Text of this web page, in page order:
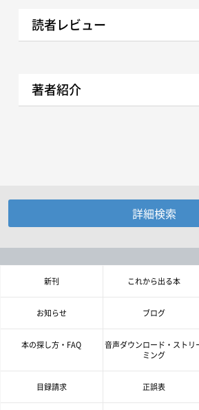
読者レビュー
著者紹介
詳細検索
情報を入力、選択後検索ボタンを押
言 語
新刊 これから出る本
お知らせ ブログ
本の探し方・FAQ
音声ダウンロード・ストリ
ミング
目録請求 正誤表